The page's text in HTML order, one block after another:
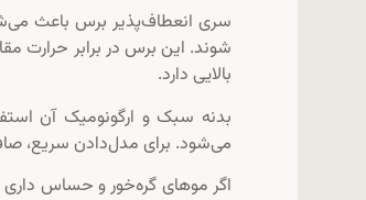
سری انعطاف‌پذیر برس باعث
شوند. این برس در برابر حرارت
بالایی دارد.
بدنه سبک و ارگونومیک آن
می‌شود. برای مدل‌دادن سریع،
اگر موهای گره‌خور و حساس